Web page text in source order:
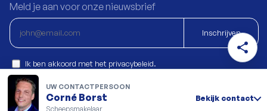
share
UW CONTACTPERSOON
Corné Borst
Scheepsmakelaar
Bekijk contact
Meld je aan voor onze nieuwsbrief
Inschrijven
Ik ben akkoord met het privacybeleid.
Copyright © 2025 All Rights Reserved - Property of GSK Brokers